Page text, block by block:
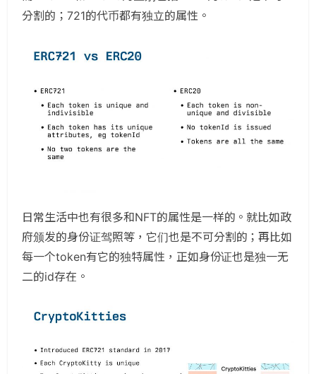
分割的；721的代币都有独立的属性。
日常生活中也有很多和NFT的属性是一样的。就比如政
府颁发的身份证驾照等，它们也是不可分割的；再比如
每一个token有它的独特属性，正如身份证也是独一无
二的id存在。